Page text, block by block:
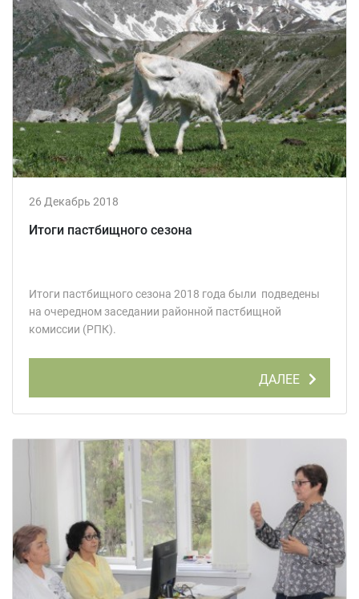
26 Декабрь 2018
Итоги пастбищного сезона
Итоги пастбищного сезона 2018 года были подведены
на очередном заседании районной пастбищной
комиссии (РПК).
ДАЛЕЕ